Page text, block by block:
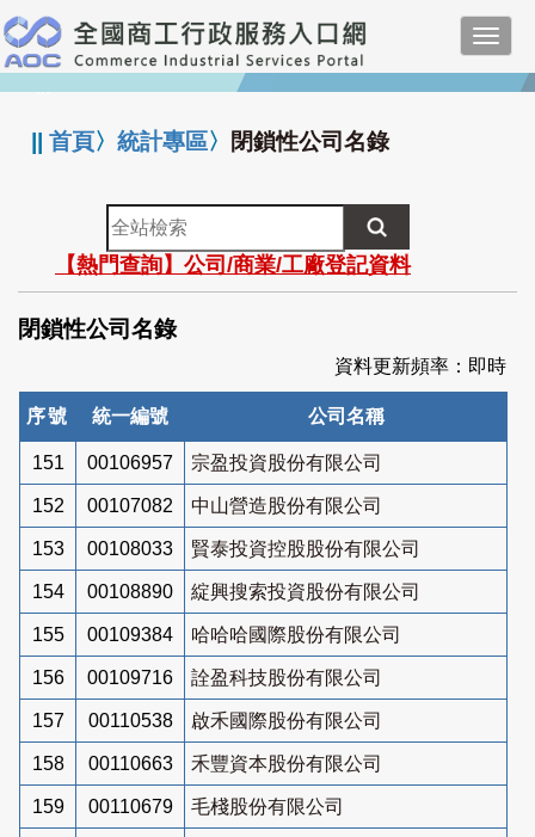
跳
到
主
要
:::
||首頁〉統計專區〉 閉鎖性公司名錄
全
站
檢
索
【熱門查詢】公司/商業/工廠登記資料
閉鎖性公司名錄
資料更新頻率：即時
序號 統一編號 公司名稱
151 00106957 宗盈投資股份有限公司
152 00107082 中山營造股份有限公司
153 00108033 賢泰投資控股股份有限公司
154 00108890 綻興搜索投資股份有限公司
155 00109384 哈哈哈國際股份有限公司
156 00109716 詮盈科技股份有限公司
157 00110538 啟禾國際股份有限公司
158 00110663 禾豐資本股份有限公司
159 00110679 毛棧股份有限公司